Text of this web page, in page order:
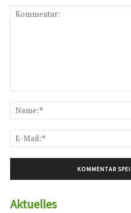
Aktuelles